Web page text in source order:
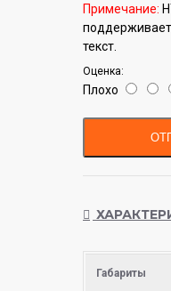
Примечание:
текст.
Оценка:
Плохо
Габариты